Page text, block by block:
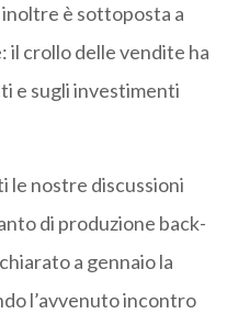
inoltre è sottoposta a
il crollo delle vendite ha
e sugli investimenti
le nostre discussioni
di produzione back-
a gennaio la
l’avvenuto incontro